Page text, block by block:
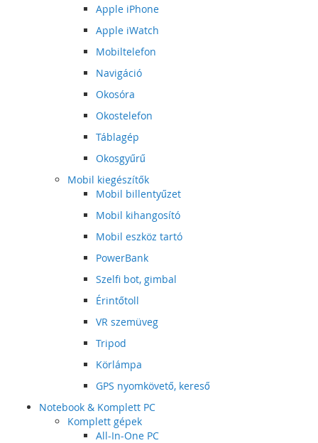
Apple iPhone
Apple iWatch
Mobiltelefon
Navigáció
Okosóra
Okostelefon
Táblagép
Okosgyűrű
Mobil kiegészítők
Mobil billentyűzet
Mobil kihangosító
Mobil eszköz tartó
PowerBank
Szelfi bot, gimbal
Érintőtoll
VR szemüveg
Tripod
Körlámpa
GPS nyomkövető, kereső
Notebook & Komplett PC
Komplett gépek
All-In-One PC